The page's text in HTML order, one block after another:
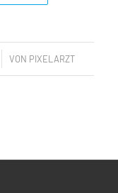
VON PIXELARZT